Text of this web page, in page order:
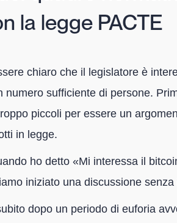
la legge PACTE
chiaro che il legislatore è
numero sufficiente di persone.
piccoli per essere un
in legge.
ho detto «Mi interessa il
iniziato una discussione senza
dopo un periodo di euforia